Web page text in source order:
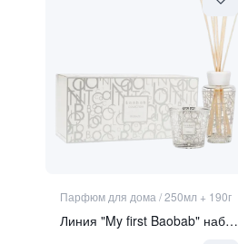
Парфюм для дома /250мл + 190г
Линия "My first Baobab" набор "Platinum"